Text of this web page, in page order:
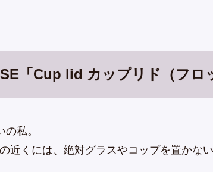
「Cup lid カップリド（フロ
私。
近くには、絶対グラスやコップを置かな